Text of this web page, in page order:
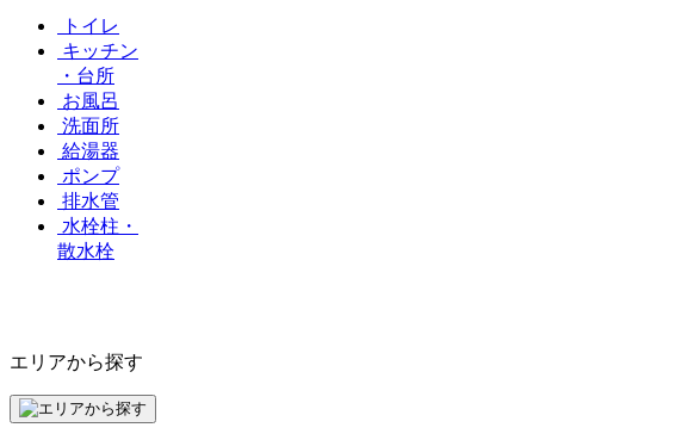
トイレ
キッチン
・台所
お風呂
洗面所
給湯器
ポンプ
排水管
水栓柱・
散水栓
エリアから探す